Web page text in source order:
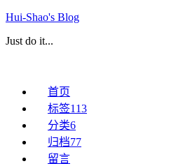
Hui-Shao's Blog
Just do it...
首页
标签113
分类6
归档77
留言